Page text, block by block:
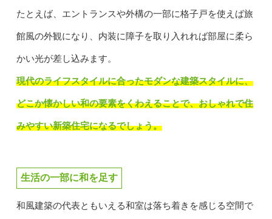
たとえば、エントランスや外構の一部に格子戸を使えば旅
館風の外観になり、内装に障子を取り入れれば部屋に柔ら
かい光が差し込みます。
現代のライフスタイルに合ったモダンな建築スタイルに、
どこか懐かしい和の要素をくわえることで、おしゃれで住
みやすい新築住宅になるでしょう。
生活の一部に和を足す
和風建築の代表ともいえる和室は落ち着きを感じる空間で